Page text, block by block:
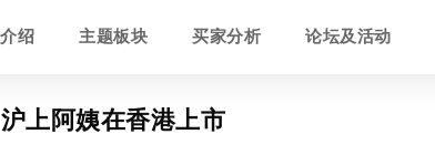
绍 主题板块 买家分析 论坛及活动
上阿姨在香港上市